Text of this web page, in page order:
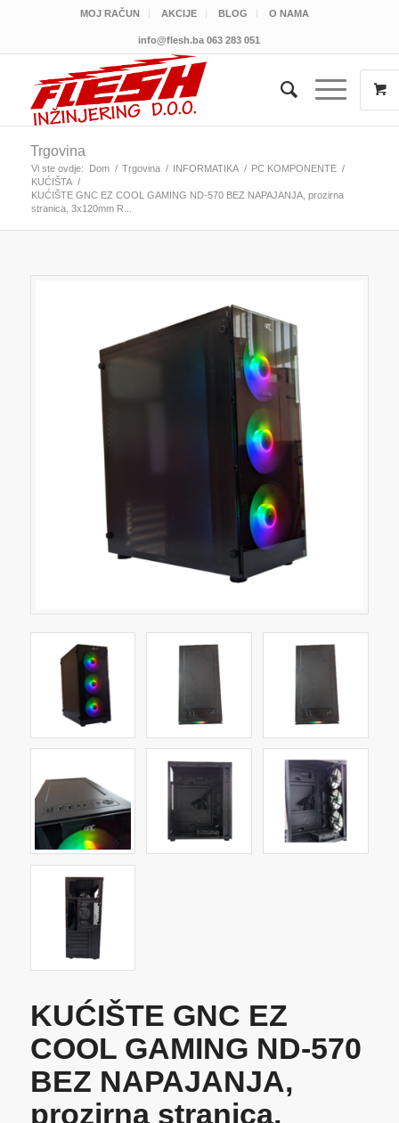
MOJ RAČUN AKCIJE BLOG O NAMA
info@flesh.ba 063 283 051
Trgovina
Vi ste ovdje: Dom / Trgovina / INFORMATIKA / PC KOMPONENTE /
KUĆIŠTA /
KUĆIŠTE GNC EZ COOL GAMING ND-570 BEZ NAPAJANJA, prozirna
stranica, 3x120mm R...
KUĆIŠTE GNC EZ
COOL GAMING ND-570
BEZ NAPAJANJA,
prozirna stranica,